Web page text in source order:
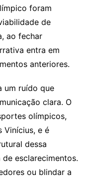
foram
de
ao fechar
entra em
anteriores.
um ruído que
clara. O
olímpicos,
Vinícius, e é
dessa
esclarecimentos.
ou blindar a